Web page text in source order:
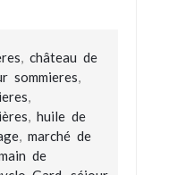
château de
sommieres
huile de
marché de
de